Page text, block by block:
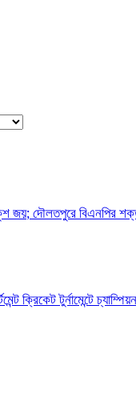
জয়; দৌলতপুরে বিএনপির
ক্রিকেট টুর্নামেন্টে